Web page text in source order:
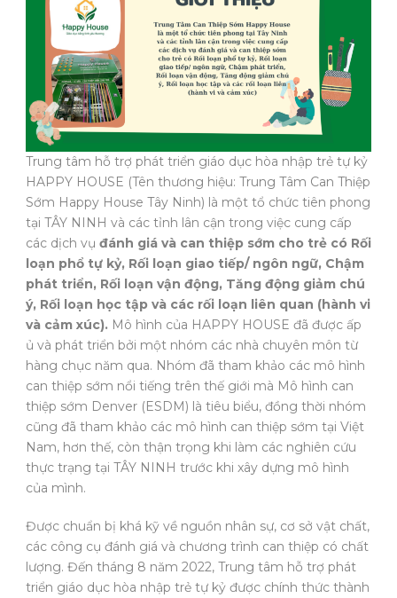
Trung tâm hỗ trợ phát triển giáo dục hòa nhập trẻ tự kỷ
HAPPY HOUSE (Tên thương hiệu: Trung Tâm Can Thiệp
Sớm Happy House Tây Ninh) là một tổ chức tiên phong
tại TÂY NINH và các tỉnh lân cận trong việc cung cấp
các dịch vụ đánh giá và can thiệp sớm cho trẻ có Rối
loạn phổ tự kỷ, Rối loạn giao tiếp/ ngôn ngữ, Chậm
phát triển, Rối loạn vận động, Tăng động giảm chú
ý, Rối loạn học tập và các rối loạn liên quan (hành vi
và cảm xúc). Mô hình của HAPPY HOUSE đã được ấp
ủ và phát triển bởi một nhóm các nhà chuyên môn từ
hàng chục năm qua. Nhóm đã tham khảo các mô hình
can thiệp sớm nổi tiếng trên thế giới mà Mô hình can
thiệp sớm Denver (ESDM) là tiêu biểu, đồng thời nhóm
cũng đã tham khảo các mô hình can thiệp sớm tại Việt
Nam, hơn thế, còn thận trọng khi làm các nghiên cứu
thực trạng tại TÂY NINH trước khi xây dựng mô hình
của mình.
Được chuẩn bị khá kỹ về nguồn nhân sự, cơ sở vật chất,
các công cụ đánh giá và chương trình can thiệp có chất
lượng. Đến tháng 8 năm 2022, Trung tâm hỗ trợ phát
triển giáo dục hòa nhập trẻ tự kỷ được chính thức thành